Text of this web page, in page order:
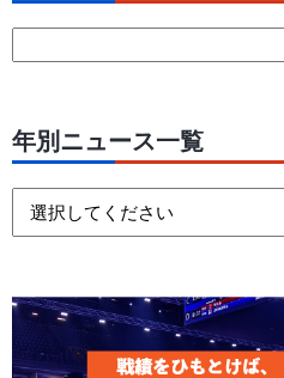
年別ニュース一覧